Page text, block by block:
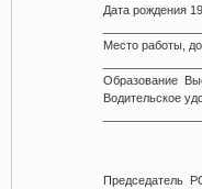
Дата рождения 1991
Место работы,
Образование Высшее
Водительское
Председатель